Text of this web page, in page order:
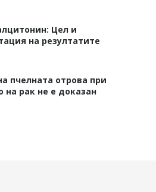
Цел и
на резултатите
пчелната отрова при
на рак не е доказан